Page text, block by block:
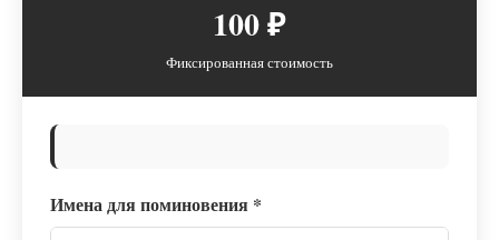
100 ₽
Фиксированная стоимость
Имена для поминовения *